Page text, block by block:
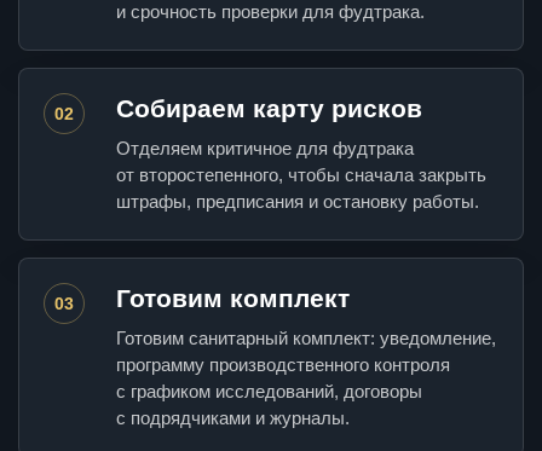
и срочность проверки для фудтрака.
02 Собираем карту рисков
Отделяем критичное для фудтрака
от второстепенного, чтобы сначала закрыть
штрафы, предписания и остановку работы.
03 Готовим комплект
Готовим санитарный комплект: уведомление,
программу производственного контроля
с графиком исследований, договоры
с подрядчиками и журналы.